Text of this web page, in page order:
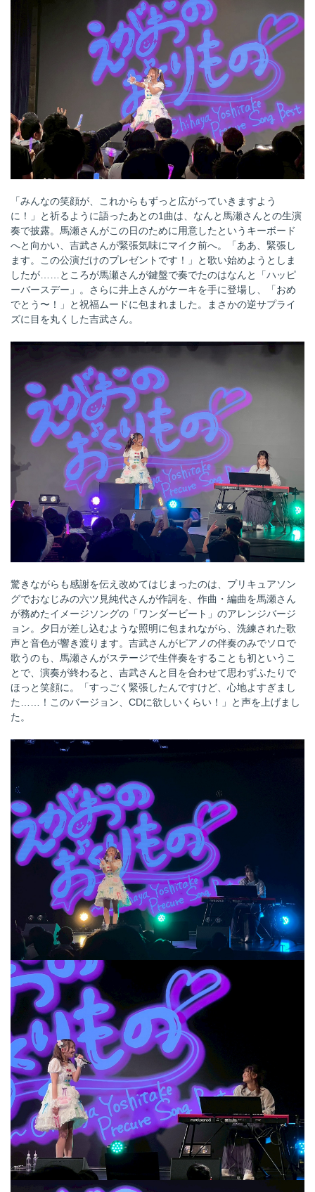
「みんなの笑顔が、これからもずっと広がっていきますよう
に！」と祈るように語ったあとの1曲は、なんと馬瀬さんとの生演
奏で披露。馬瀬さんがこの日のために用意したというキーボード
へと向かい、吉武さんが緊張気味にマイク前へ。「ああ、緊張し
ます。この公演だけのプレゼントです！」と歌い始めようとしま
したが……ところが馬瀬さんが鍵盤で奏でたのはなんと「ハッピ
ーバースデー」。さらに井上さんがケーキを手に登場し、「おめ
でとう〜！」と祝福ムードに包まれました。まさかの逆サプライ
ズに目を丸くした吉武さん。
驚きながらも感謝を伝え改めてはじまったのは、プリキュアソン
グでおなじみの六ツ見純代さんが作詞を、作曲・編曲を馬瀬さん
が務めたイメージソングの「ワンダービート」のアレンジバージ
ョン。夕日が差し込むような照明に包まれながら、洗練された歌
声と音色が響き渡ります。吉武さんがピアノの伴奏のみでソロで
歌うのも、馬瀬さんがステージで生伴奏をすることも初というこ
とで、演奏が終わると、吉武さんと目を合わせて思わずふたりで
ほっと笑顔に。「すっごく緊張したんですけど、心地よすぎまし
た……！このバージョン、CDに欲しいくらい！」と声を上げまし
た。